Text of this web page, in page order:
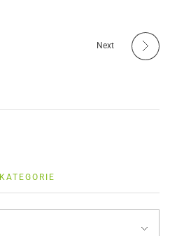
Next
KATEGORIE